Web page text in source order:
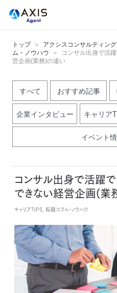
トップ アクシスコンサルティン
ム・ノウハウ
コンサル出身で活
営企画(業務)の違い
すべて おすすめ記事
企業インタビュー キャリア
イベント
コンサル出身で活躍
できない経営企画(業
キャリアTIPS, 転職コラム・ノウハウ